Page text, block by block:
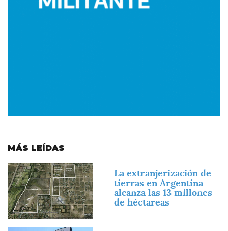
MÁS LEÍDAS
Imagen
La extranjerización de
tierras en Argentina
alcanza las 13 millones
de héctareas